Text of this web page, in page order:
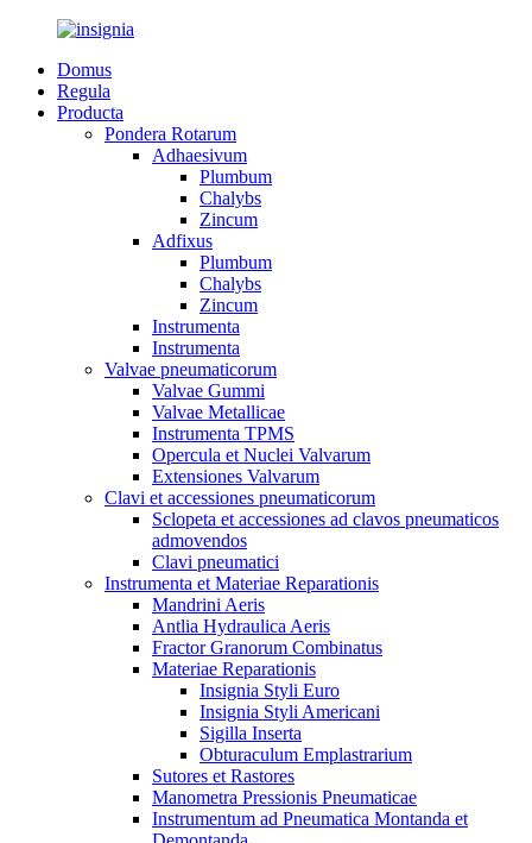
Domus
Regula
Producta
Pondera Rotarum
Adhaesivum
Plumbum
Chalybs
Zincum
Adfixus
Plumbum
Chalybs
Zincum
Instrumenta
Instrumenta
Valvae pneumaticorum
Valvae Gummi
Valvae Metallicae
Instrumenta TPMS
Opercula et Nuclei Valvarum
Extensiones Valvarum
Clavi et accessiones pneumaticorum
Sclopeta et accessiones ad clavos pneumaticos
admovendos
Clavi pneumatici
Instrumenta et Materiae Reparationis
Mandrini Aeris
Antlia Hydraulica Aeris
Fractor Granorum Combinatus
Materiae Reparationis
Insignia Styli Euro
Insignia Styli Americani
Sigilla Inserta
Obturaculum Emplastrarium
Sutores et Rastores
Manometra Pressionis Pneumaticae
Instrumentum ad Pneumatica Montanda et